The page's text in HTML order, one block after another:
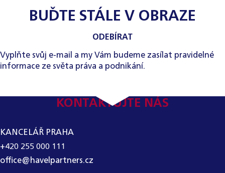
BUĎTE STÁLE V OBRAZE
ODEBÍRAT
Vyplňte svůj e-mail a my Vám budeme zasílat pravidelné
informace ze světa práva a podnikání.
KONTAKTUJTE NÁS
KANCELÁŘ PRAHA
+420 255 000 111
office@havelpartners.cz